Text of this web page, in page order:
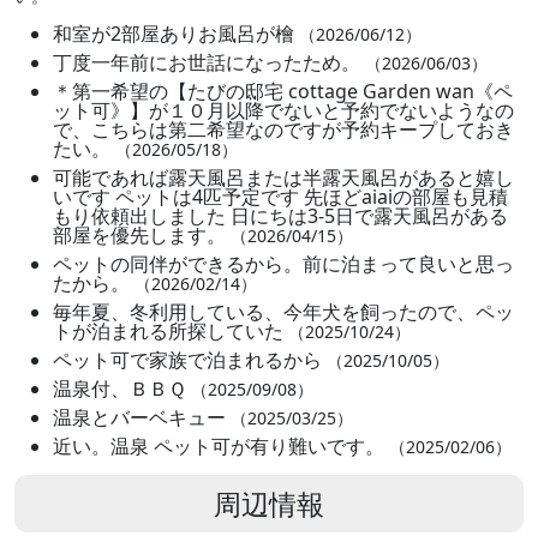
和室が2部屋ありお風呂が檜 （2026/06/12）
丁度一年前にお世話になったため。 （2026/06/03）
＊第一希望の【たびの邸宅 cottage Garden wan《ペ
ット可》】が１０月以降でないと予約でないようなの
で、こちらは第二希望なのですが予約キープしておき
たい。 （2026/05/18）
可能であれば露天風呂または半露天風呂があると嬉し
いです ペットは4匹予定です 先ほどaiaiの部屋も見積
もり依頼出しました 日にちは3-5日で露天風呂がある
部屋を優先します。 （2026/04/15）
ペットの同伴ができるから。前に泊まって良いと思っ
たから。 （2026/02/14）
毎年夏、冬利用している、今年犬を飼ったので、ペッ
トが泊まれる所探していた （2025/10/24）
ペット可で家族で泊まれるから （2025/10/05）
温泉付、ＢＢＱ （2025/09/08）
温泉とバーベキュー （2025/03/25）
近い。温泉 ペット可が有り難いです。 （2025/02/06）
周辺情報